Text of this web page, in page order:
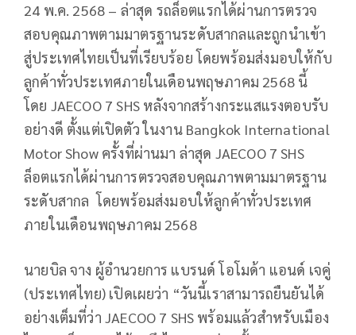
24 พ.ค. 2568 – ล่าสุด รถล็อตแรกได้ผ่านการตรวจ
สอบคุณภาพตามมาตรฐานระดับสากลและถูกนำเข้า
สู่ประเทศไทยเป็นที่เรียบร้อย โดยพร้อมส่งมอบให้กับ
ลูกค้าทั่วประเทศภายในเดือนพฤษภาคม 2568 นี้
โดย JAECOO 7 SHS หลังจากสร้างกระแสแรงตอบรับ
อย่างดี ตั้งแต่เปิดตัว ในงาน Bangkok International
Motor Show ครั้งที่ผ่านมา ล่าสุด JAECOO 7 SHS
ล็อตแรกได้ผ่านการตรวจสอบคุณภาพตามมาตรฐาน
ระดับสากล โดยพร้อมส่งมอบให้ลูกค้าทั่วประเทศ
ภายในเดือนพฤษภาคม 2568
นายบิล จาง ผู้อำนวยการ แบรนด์ โอโมด้า แอนด์ เจคู่
(ประเทศไทย) เปิดเผยว่า “วันนี้เราสามารถยืนยันได้
อย่างเต็มที่ว่า JAECOO 7 SHS พร้อมแล้วสำหรับเมือง